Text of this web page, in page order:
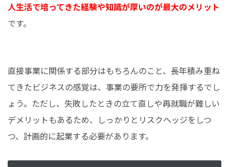
人生活で培ってきた経験や知識が厚いのが最大のメリット
です。
直接事業に関係する部分はもちろんのこと、長年積み重ね
てきたビジネスの感覚は、事業の要所で力を発揮するでし
ょう。ただし、失敗したときの立て直しや再就職が難しい
デメリットもあるため、しっかりとリスクヘッジをしつ
つ、計画的に起業する必要があります。